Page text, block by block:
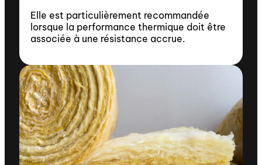
Elle est particulièrement recommandée
lorsque la performance thermique doit être
associée à une résistance accrue.